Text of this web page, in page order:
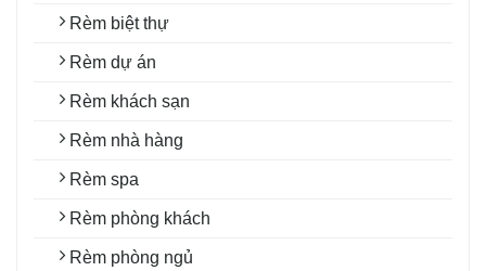
Rèm biệt thự
Rèm dự án
Rèm khách sạn
Rèm nhà hàng
Rèm spa
Rèm phòng khách
Rèm phòng ngủ